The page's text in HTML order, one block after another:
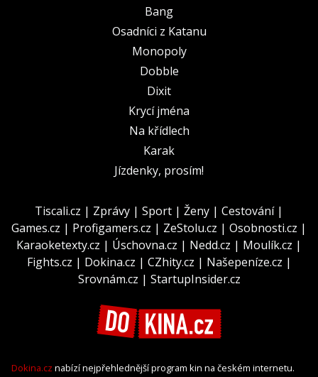
Bang
Osadníci z Katanu
Monopoly
Dobble
Dixit
Krycí jména
Na křídlech
Karak
Jízdenky, prosím!
Tiscali.cz | Zprávy | Sport | Ženy | Cestování|
Games.cz | Profigamers.cz | ZeStolu.cz | Osobnosti.cz |
Karaoketexty.cz | Úschovna.cz | Nedd.cz | Moulík.cz |
Fights.cz | Dokina.cz | CZhity.cz | Našepeníze.cz |
Srovnám.cz | StartupInsider.cz
Dokina.cz nabízí nejpřehlednější program kin na českém internetu.